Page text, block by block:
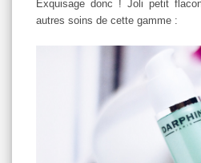
Exquisage donc ! Joli petit
autres soins de cette gamme :